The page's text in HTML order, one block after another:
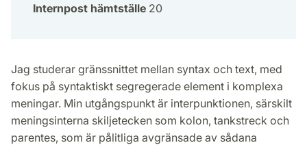
Internpost hämtställe 20
Jag studerar gränssnittet mellan syntax och text, med
fokus på syntaktiskt segregerade element i komplexa
meningar. Min utgångspunkt är interpunktionen, särskilt
meningsinterna skiljetecken som kolon, tankstreck och
parentes, som är pålitliga avgränsade av sådana